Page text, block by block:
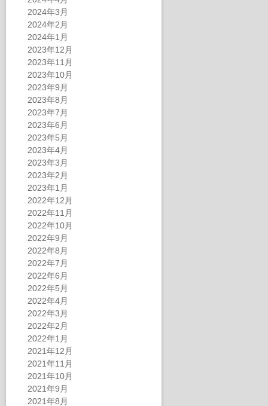
2024年3月
2024年2月
2024年1月
2023年12月
2023年11月
2023年10月
2023年9月
2023年8月
2023年7月
2023年6月
2023年5月
2023年4月
2023年3月
2023年2月
2023年1月
2022年12月
2022年11月
2022年10月
2022年9月
2022年8月
2022年7月
2022年6月
2022年5月
2022年4月
2022年3月
2022年2月
2022年1月
2021年12月
2021年11月
2021年10月
2021年9月
2021年8月